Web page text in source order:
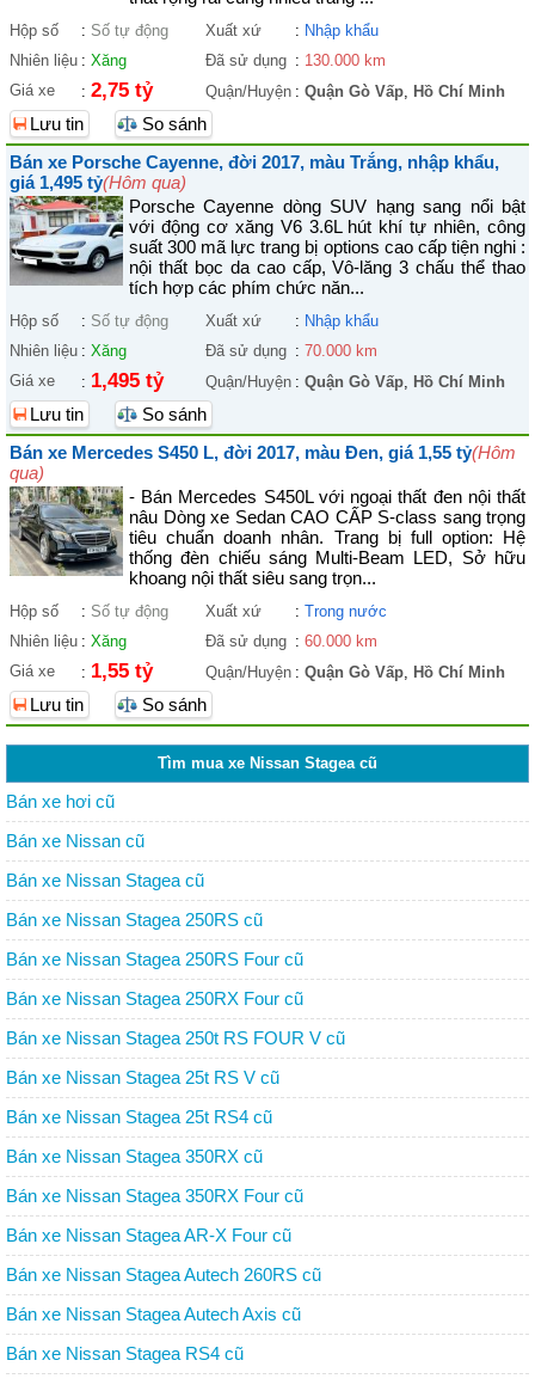
Hộp số : Số tự động Xuất xứ : Nhập khẩu
Nhiên liệu : Xăng Đã sử dụng : 130.000 km
Giá xe
: 2,75 tỷ Quận/Huyện : Quận Gò Vấp, Hồ Chí Minh
Lưu tin
So sánh
Bán xe Porsche Cayenne, đời 2017, màu Trắng, nhập khẩu,
giá 1,495 tỷ(Hôm qua)
Porsche Cayenne dòng SUV hạng sang nổi bật
với động cơ xăng V6 3.6L hút khí tự nhiên, công
suất 300 mã lực trang bị options cao cấp tiện nghi :
nội thất bọc da cao cấp, Vô-lăng 3 chấu thể thao
tích hợp các phím chức năn...
Hộp số : Số tự động Xuất xứ : Nhập khẩu
Nhiên liệu : Xăng Đã sử dụng : 70.000 km
Giá xe
: 1,495 tỷ Quận/Huyện : Quận Gò Vấp, Hồ Chí Minh
Lưu tin
So sánh
Bán xe Mercedes S450 L, đời 2017, màu Đen, giá 1,55 tỷ(Hôm
qua)
- Bán Mercedes S450L với ngoại thất đen nội thất
nâu Dòng xe Sedan CAO CẤP S-class sang trọng
tiêu chuẩn doanh nhân. Trang bị full option: Hệ
thống đèn chiếu sáng Multi-Beam LED, Sở hữu
khoang nội thất siêu sang trọn...
Hộp số : Số tự động Xuất xứ : Trong nước
Nhiên liệu : Xăng Đã sử dụng : 60.000 km
Giá xe
: 1,55 tỷ Quận/Huyện : Quận Gò Vấp, Hồ Chí Minh
Lưu tin So sánh
Tìm mua xe Nissan Stagea cũ
Bán xe hơi cũ
Bán xe Nissan cũ
Bán xe Nissan Stagea cũ
Bán xe Nissan Stagea 250RS cũ
Bán xe Nissan Stagea 250RS Four cũ
Bán xe Nissan Stagea 250RX Four cũ
Bán xe Nissan Stagea 250t RS FOUR V cũ
Bán xe Nissan Stagea 25t RS V cũ
Bán xe Nissan Stagea 25t RS4 cũ
Bán xe Nissan Stagea 350RX cũ
Bán xe Nissan Stagea 350RX Four cũ
Bán xe Nissan Stagea AR-X Four cũ
Bán xe Nissan Stagea Autech 260RS cũ
Bán xe Nissan Stagea Autech Axis cũ
Bán xe Nissan Stagea RS4 cũ